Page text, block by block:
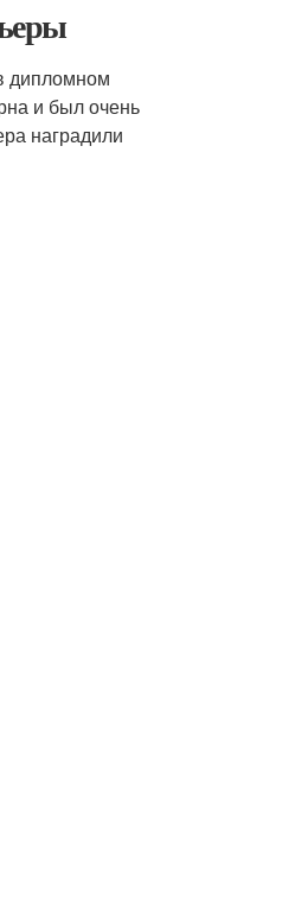
дипломном
и был очень
наградили